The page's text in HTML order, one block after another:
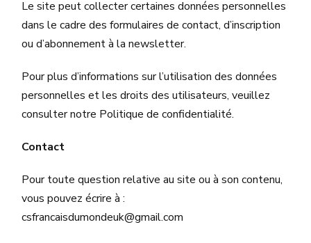
Le site peut collecter certaines données personnelles
dans le cadre des formulaires de contact, d’inscription
ou d’abonnement à la newsletter.
Pour plus d’informations sur l’utilisation des données
personnelles et les droits des utilisateurs, veuillez
consulter notre Politique de confidentialité.
Contact
Pour toute question relative au site ou à son contenu,
vous pouvez écrire à :
csfrancaisdumondeuk@gmail.com